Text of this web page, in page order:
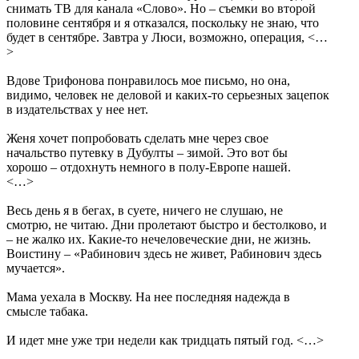
снимать ТВ для канала «Слово». Но – съемки во второй
половине сентября и я отказался, поскольку не знаю, что
будет в сентябре. Завтра у Люси, возможно, операция, <…
>
Вдове Трифонова понравилось мое письмо, но она,
видимо, человек не деловой и каких-то серьезных зацепок
в издательствах у нее нет.
Женя хочет попробовать сделать мне через свое
начальство путевку в Дубулты – зимой. Это вот бы
хорошо – отдохнуть немного в полу-Европе нашей.
<…>
Весь день я в бегах, в суете, ничего не слушаю, не
смотрю, не читаю. Дни пролетают быстро и бестолково, и
– не жалко их. Какие-то нечеловеческие дни, не жизнь.
Воистину – «Рабинович здесь не живет, Рабинович здесь
мучается».
Мама уехала в Москву. На нее последняя надежда в
смысле табака.
И идет мне уже три недели как тридцать пятый год. <…>